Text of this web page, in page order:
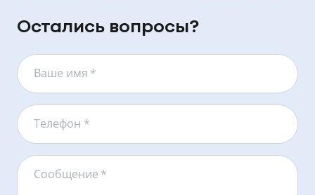
Остались вопросы?
Ваше имя *
Телефон *
Сообщение *